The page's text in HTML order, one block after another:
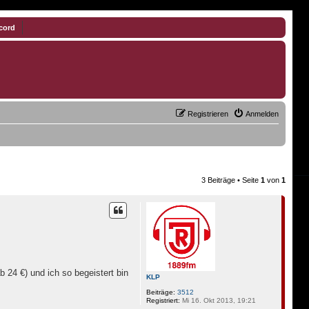
Anmelden
Registrieren
3 Beiträge • Seite1 von1
KLP
Beiträge: 3512
Registriert: Mi 16. Okt 2013, 19:21
24 €) und ich so begeistert bin